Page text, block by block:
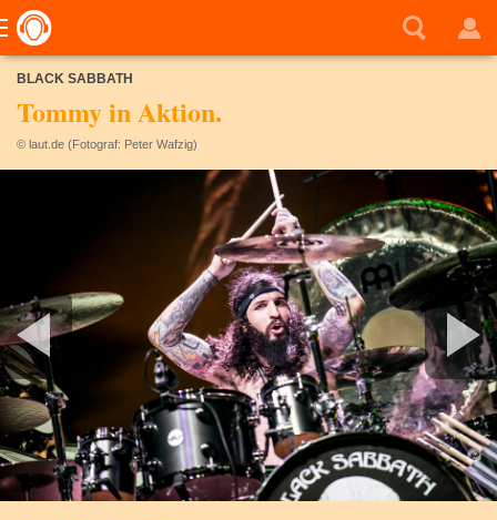
BLACK SABBATH
Tommy in Aktion.
© laut.de (Fotograf: Peter Wafzig)